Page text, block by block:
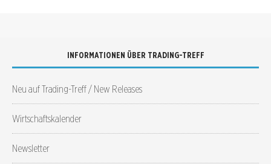
INFORMATIONEN ÜBER TRADING-TREFF
Neu auf Trading-Treff / New Releases
Wirtschaftskalender
Newsletter